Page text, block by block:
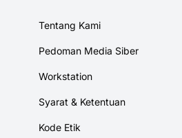
Tentang Kami
Pedoman Media Siber
Workstation
Syarat & Ketentuan
Kode Etik